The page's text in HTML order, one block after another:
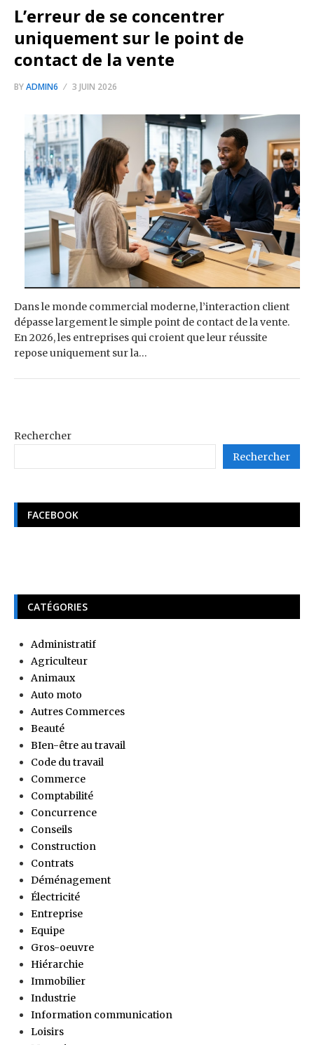
L’erreur de se concentrer
uniquement sur le point de
contact de la vente
BYADMIN6 3 JUIN 2026
Dans le monde commercial moderne, l’interaction client
dépasse largement le simple point de contact de la vente.
En 2026, les entreprises qui croient que leur réussite
repose uniquement sur la…
Rechercher
Rechercher
FACEBOOK
CATÉGORIES
Administratif
Agriculteur
Animaux
Auto moto
Autres Commerces
Beauté
BIen-être au travail
Code du travail
Commerce
Comptabilité
Concurrence
Conseils
Construction
Contrats
Déménagement
Électricité
Entreprise
Equipe
Gros-oeuvre
Hiérarchie
Immobilier
Industrie
Information communication
Loisirs